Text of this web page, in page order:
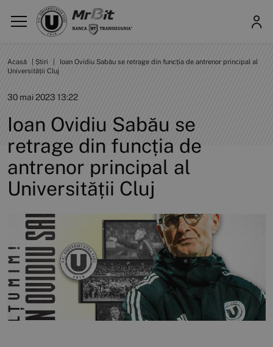
Acasă Știri
Ioan Ovidiu Sabău se retrage din funcția de antrenor principal al
Universității Cluj
30 mai 2023 13:22
Ioan Ovidiu Sabău se
retrage din funcția de
antrenor principal al
Universității Cluj